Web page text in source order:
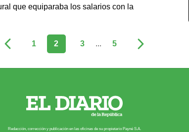
que equiparaba los salarios con la
1 2 3 ... 5
Redacción, corrección y publicación en las oficinas de su propietario Payn​é S.A.